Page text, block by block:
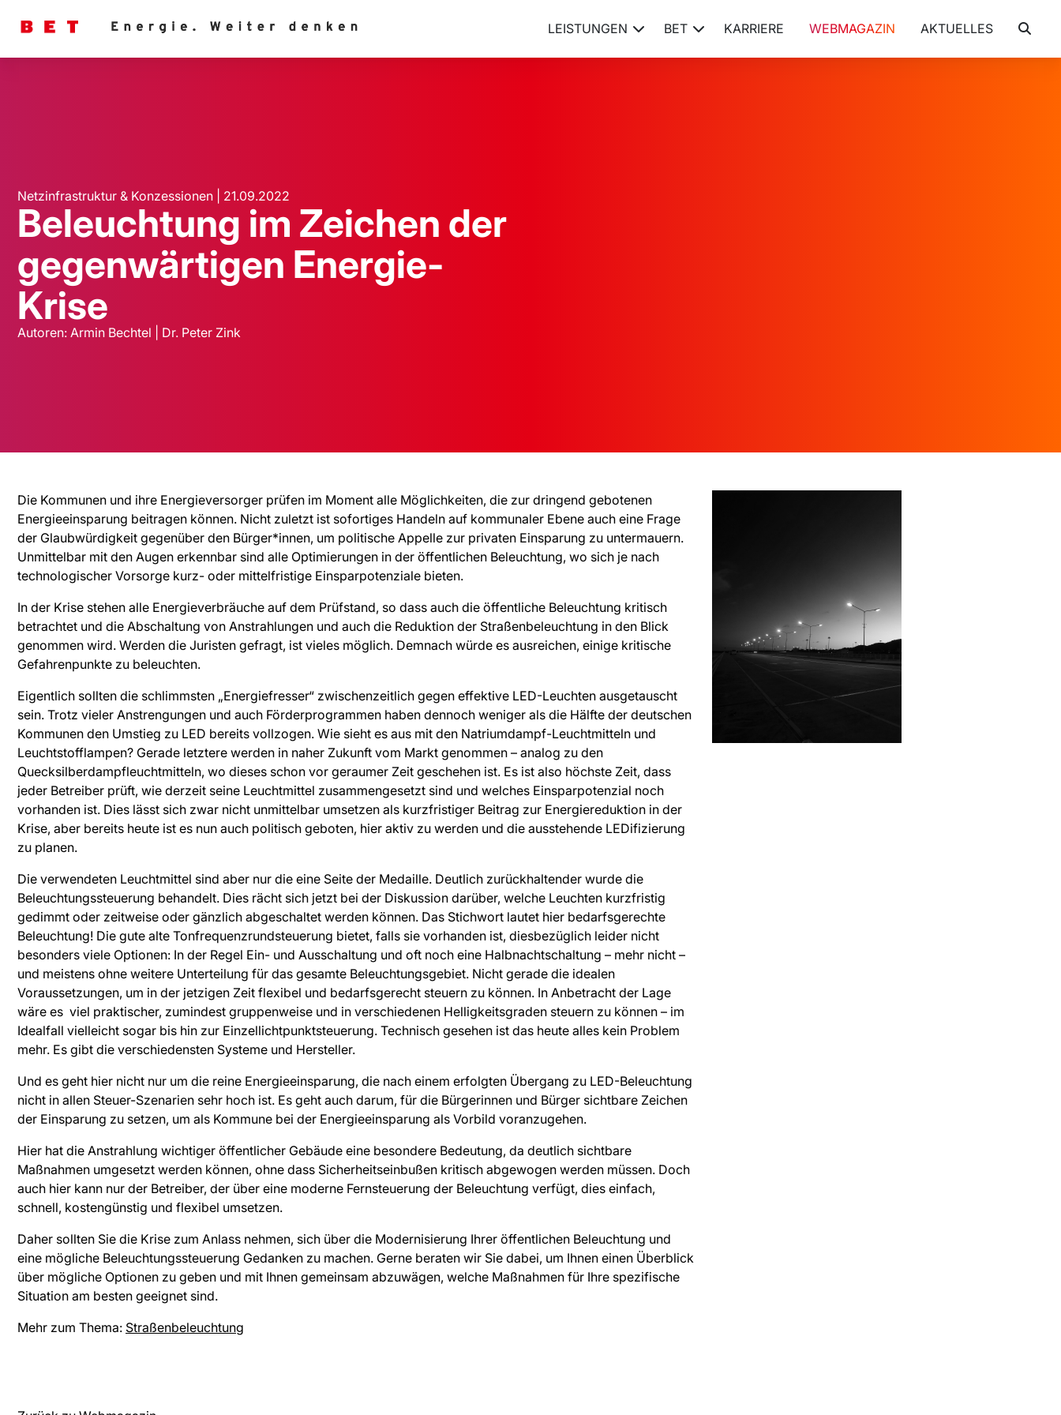
LEISTUNGEN BET KARRIERE WEBMAGAZIN AKTUELLES
Netzinfrastruktur & Konzessionen | 21.09.2022
Beleuchtung im Zeichen der
gegenwärtigen Energie-
Krise
Autoren: Armin Bechtel | Dr. Peter Zink
Die Kommunen und ihre Energieversorger prüfen im Moment alle Möglichkeiten, die zur dringend gebotenen
Energieeinsparung beitragen können. Nicht zuletzt ist sofortiges Handeln auf kommunaler Ebene auch eine Frage
der Glaubwürdigkeit gegenüber den Bürger*innen, um politische Appelle zur privaten Einsparung zu untermauern.
Unmittelbar mit den Augen erkennbar sind alle Optimierungen in der öffentlichen Beleuchtung, wo sich je nach
technologischer Vorsorge kurz- oder mittelfristige Einsparpotenziale bieten.
In der Krise stehen alle Energieverbräuche auf dem Prüfstand, so dass auch die öffentliche Beleuchtung kritisch
betrachtet und die Abschaltung von Anstrahlungen und auch die Reduktion der Straßenbeleuchtung in den Blick
genommen wird. Werden die Juristen gefragt, ist vieles möglich. Demnach würde es ausreichen, einige kritische
Gefahrenpunkte zu beleuchten.
Eigentlich sollten die schlimmsten „Energiefresser“ zwischenzeitlich gegen effektive LED-Leuchten ausgetauscht
sein. Trotz vieler Anstrengungen und auch Förderprogrammen haben dennoch weniger als die Hälfte der deutschen
Kommunen den Umstieg zu LED bereits vollzogen. Wie sieht es aus mit den Natriumdampf-Leuchtmitteln und
Leuchtstofflampen? Gerade letztere werden in naher Zukunft vom Markt genommen – analog zu den
Quecksilberdampfleuchtmitteln, wo dieses schon vor geraumer Zeit geschehen ist. Es ist also höchste Zeit, dass
jeder Betreiber prüft, wie derzeit seine Leuchtmittel zusammengesetzt sind und welches Einsparpotenzial noch
vorhanden ist. Dies lässt sich zwar nicht unmittelbar umsetzen als kurzfristiger Beitrag zur Energiereduktion in der
Krise, aber bereits heute ist es nun auch politisch geboten, hier aktiv zu werden und die ausstehende LEDifizierung
zu planen.
Die verwendeten Leuchtmittel sind aber nur die eine Seite der Medaille. Deutlich zurückhaltender wurde die
Beleuchtungssteuerung behandelt. Dies rächt sich jetzt bei der Diskussion darüber, welche Leuchten kurzfristig
gedimmt oder zeitweise oder gänzlich abgeschaltet werden können. Das Stichwort lautet hier bedarfsgerechte
Beleuchtung! Die gute alte Tonfrequenzrundsteuerung bietet, falls sie vorhanden ist, diesbezüglich leider nicht
besonders viele Optionen: In der Regel Ein- und Ausschaltung und oft noch eine Halbnachtschaltung – mehr nicht –
und meistens ohne weitere Unterteilung für das gesamte Beleuchtungsgebiet. Nicht gerade die idealen
Voraussetzungen, um in der jetzigen Zeit flexibel und bedarfsgerecht steuern zu können. In Anbetracht der Lage
wäre es viel praktischer, zumindest gruppenweise und in verschiedenen Helligkeitsgraden steuern zu können – im
Idealfall vielleicht sogar bis hin zur Einzellichtpunktsteuerung. Technisch gesehen ist das heute alles kein Problem
mehr. Es gibt die verschiedensten Systeme und Hersteller.
Und es geht hier nicht nur um die reine Energieeinsparung, die nach einem erfolgten Übergang zu LED-Beleuchtung
nicht in allen Steuer-Szenarien sehr hoch ist. Es geht auch darum, für die Bürgerinnen und Bürger sichtbare Zeichen
der Einsparung zu setzen, um als Kommune bei der Energieeinsparung als Vorbild voranzugehen.
Hier hat die Anstrahlung wichtiger öffentlicher Gebäude eine besondere Bedeutung, da deutlich sichtbare
Maßnahmen umgesetzt werden können, ohne dass Sicherheitseinbußen kritisch abgewogen werden müssen. Doch
auch hier kann nur der Betreiber, der über eine moderne Fernsteuerung der Beleuchtung verfügt, dies einfach,
schnell, kostengünstig und flexibel umsetzen.
Daher sollten Sie die Krise zum Anlass nehmen, sich über die Modernisierung Ihrer öffentlichen Beleuchtung und
eine mögliche Beleuchtungssteuerung Gedanken zu machen. Gerne beraten wir Sie dabei, um Ihnen einen Überblick
über mögliche Optionen zu geben und mit Ihnen gemeinsam abzuwägen, welche Maßnahmen für Ihre spezifische
Situation am besten geeignet sind.
Mehr zum Thema: Straßenbeleuchtung